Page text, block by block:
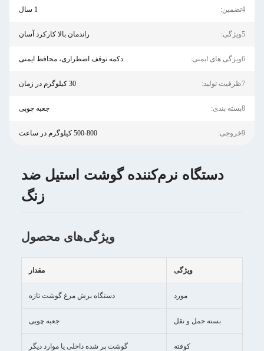
4تضمین: 1 سال
5ویژگی: راندمان بالا کارکرد آسان
6ویژگی های ایمنی: دکمه توقف اضطراری، محافظ ایمنی
7ظرفیت تولید: 30 کیلوگرم در زمان
8بسته بندی: جعبه چوبی
9خروجی: 500-800 کیلوگرم در ساعت
دستگاه نرم‌کننده گوشت استیل ضد
زنگ
ویژگی‌های محصول
ویژگی مقدار
مورد دستگاه برش مرغ گوشت تازه
بسته حمل و نقل جعبه چوبی
کوفته گوشت پر شده داخلی یا موارد دیگر